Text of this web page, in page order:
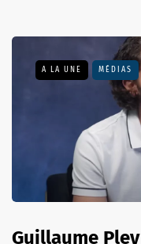
A LA UNE MÉDIAS
Guillaume